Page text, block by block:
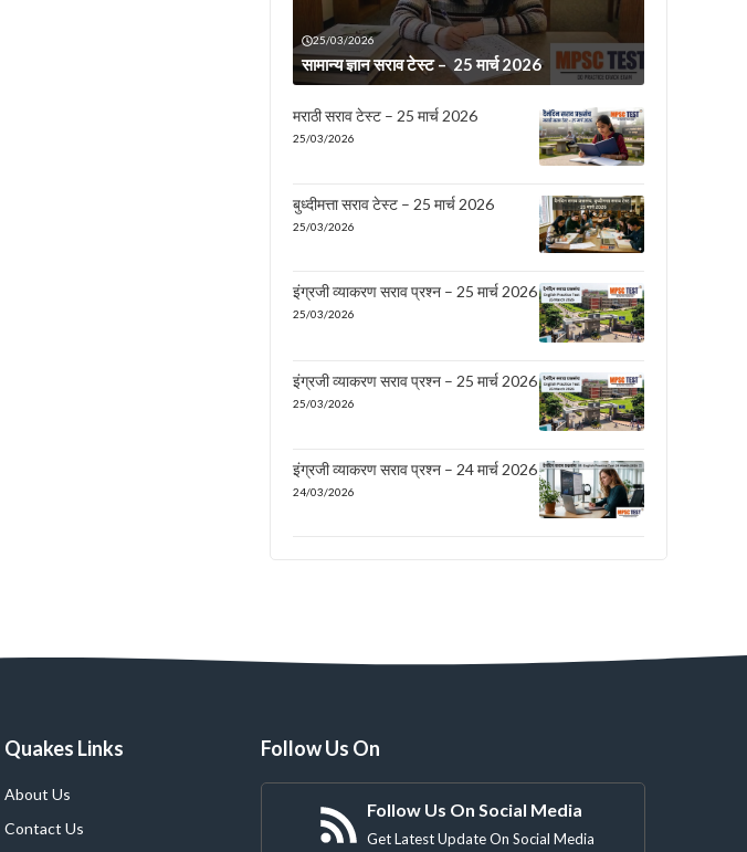
25/03/2026
सामान्य ज्ञान सराव टेस्ट – 25 मार्च 2026
मराठी सराव टेस्ट – 25 मार्च 2026
25/03/2026
बुध्दीमत्ता सराव टेस्ट – 25 मार्च 2026
25/03/2026
इंग्रजी व्याकरण सराव प्रश्न – 25 मार्च 2026
25/03/2026
इंग्रजी व्याकरण सराव प्रश्न – 25 मार्च 2026
25/03/2026
इंग्रजी व्याकरण सराव प्रश्न – 24 मार्च 2026
24/03/2026
Quakes Links
About Us
Contact Us
Follow Us On
Follow Us On Social Media
Get Latest Update On Social Media